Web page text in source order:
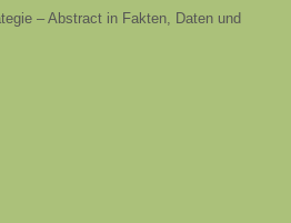
– Abstract in Fakten, Daten und